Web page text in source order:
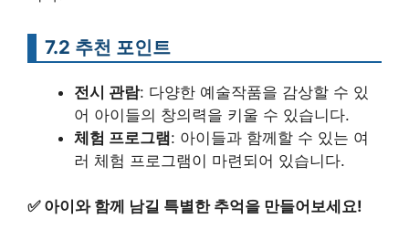
7.2 추천 포인트
전시 관람: 다양한 예술작품을 감상할 수 있
어 아이들의 창의력을 키울 수 있습니다.
체험 프로그램: 아이들과 함께할 수 있는 여
러 체험 프로그램이 마련되어 있습니다.
✅ 아이와 함께 남길 특별한 추억을 만들어보세요!